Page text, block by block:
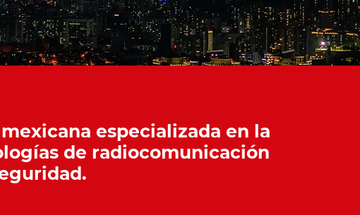
especializada en la
de radiocomunicación